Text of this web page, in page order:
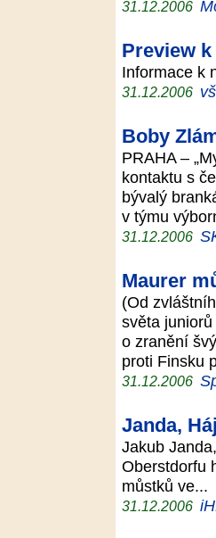
31.12.2006
Preview k
Informace k
31.12.2006
Boby
PRAHA –
kontaktu s
bývalý
v týmu
31.12.2006
Maurer
(Od
světa
o zranění
proti Finsku
31.12.2006
Janda,
Jakub
Oberstdorfu
můstků ve...
31.12.2006